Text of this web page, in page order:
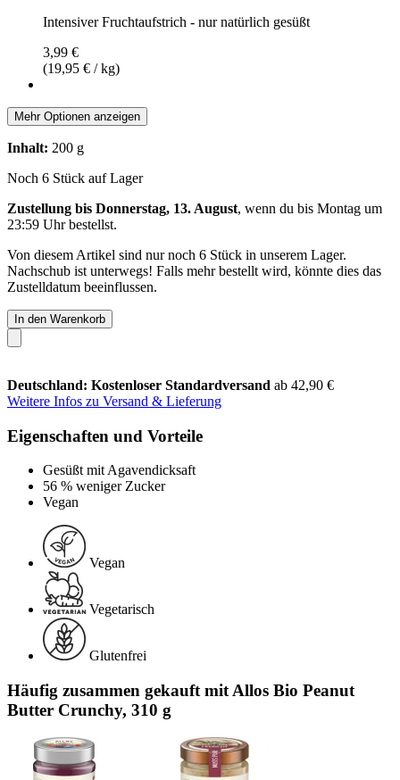
Intensiver Fruchtaufstrich - nur natürlich gesüßt
3,99 €
(19,95 € / kg)
Mehr Optionen anzeigen
Inhalt: 200 g
Noch 6 Stück auf Lager
Zustellung bis Donnerstag, 13. August, wenn du bis Montag um
23:59 Uhrbestellst.
Von diesem Artikel sind nur noch 6 Stück in unserem Lager.
Nachschub ist unterwegs! Falls mehr bestellt wird, könnte dies das
Zustelldatum beeinflussen.
In den Warenkorb
Deutschland: Kostenloser Standardversand ab 42,90 €
Weitere Infos zu Versand & Lieferung
Eigenschaften und Vorteile
Gesüßt mit Agavendicksaft
56 % weniger Zucker
Vegan
Vegan
Vegetarisch
Glutenfrei
Häufig zusammen gekauft mit Allos Bio Peanut
Butter Crunchy, 310 g